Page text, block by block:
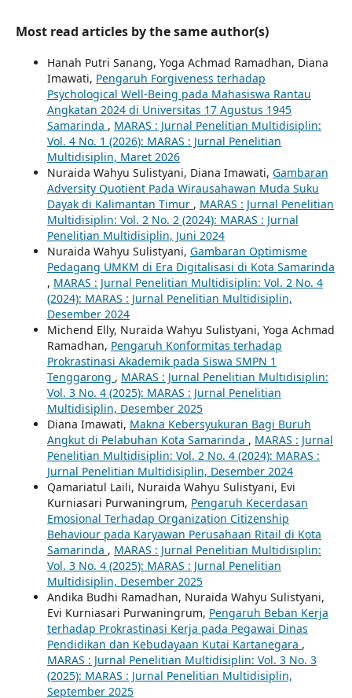
Most read articles by the same author(s)
Hanah Putri Sanang, Yoga Achmad Ramadhan, Diana
Imawati, Pengaruh Forgiveness terhadap
Psychological Well-Being pada Mahasiswa Rantau
Angkatan 2024 di Universitas 17 Agustus 1945
Samarinda , MARAS : Jurnal Penelitian Multidisiplin:
Vol. 4 No. 1 (2026): MARAS : Jurnal Penelitian
Multidisiplin, Maret 2026
Nuraida Wahyu Sulistyani, Diana Imawati, Gambaran
Adversity Quotient Pada Wirausahawan Muda Suku
Dayak di Kalimantan Timur , MARAS : Jurnal Penelitian
Multidisiplin: Vol. 2 No. 2 (2024): MARAS : Jurnal
Penelitian Multidisiplin, Juni 2024
Nuraida Wahyu Sulistyani, Gambaran Optimisme
Pedagang UMKM di Era Digitalisasi di Kota Samarinda
, MARAS : Jurnal Penelitian Multidisiplin: Vol. 2 No. 4
(2024): MARAS : Jurnal Penelitian Multidisiplin,
Desember 2024
Michend Elly, Nuraida Wahyu Sulistyani, Yoga Achmad
Ramadhan, Pengaruh Konformitas terhadap
Prokrastinasi Akademik pada Siswa SMPN 1
Tenggarong , MARAS : Jurnal Penelitian Multidisiplin:
Vol. 3 No. 4 (2025): MARAS : Jurnal Penelitian
Multidisiplin, Desember 2025
Diana Imawati, Makna Kebersyukuran Bagi Buruh
Angkut di Pelabuhan Kota Samarinda , MARAS : Jurnal
Penelitian Multidisiplin: Vol. 2 No. 4 (2024): MARAS :
Jurnal Penelitian Multidisiplin, Desember 2024
Qamariatul Laili, Nuraida Wahyu Sulistyani, Evi
Kurniasari Purwaningrum, Pengaruh Kecerdasan
Emosional Terhadap Organization Citizenship
Behaviour pada Karyawan Perusahaan Ritail di Kota
Samarinda , MARAS : Jurnal Penelitian Multidisiplin:
Vol. 3 No. 4 (2025): MARAS : Jurnal Penelitian
Multidisiplin, Desember 2025
Andika Budhi Ramadhan, Nuraida Wahyu Sulistyani,
Evi Kurniasari Purwaningrum, Pengaruh Beban Kerja
terhadap Prokrastinasi Kerja pada Pegawai Dinas
Pendidikan dan Kebudayaan Kutai Kartanegara ,
MARAS : Jurnal Penelitian Multidisiplin: Vol. 3 No. 3
(2025): MARAS : Jurnal Penelitian Multidisiplin,
September 2025